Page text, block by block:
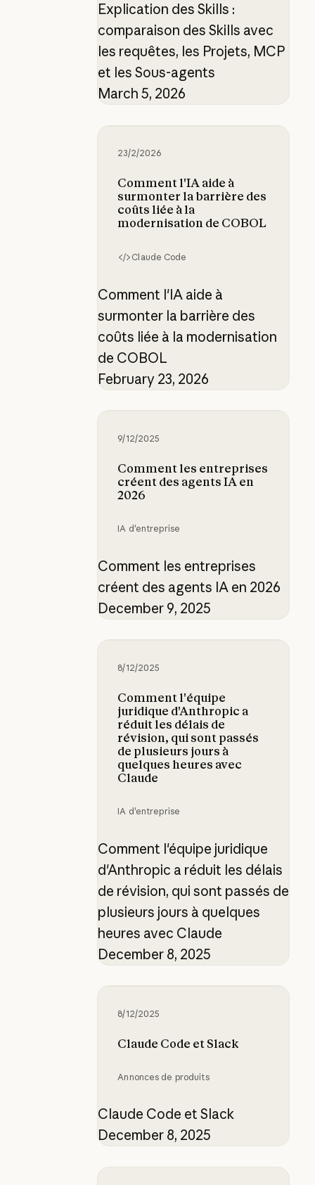
Explication des Skills :
comparaison des Skills avec
les requêtes, les Projets, MCP
et les Sous-agents
March 5, 2026
23/2/2026
Comment l'IA aide à
surmonter la barrière des
coûts liée à la
modernisation de COBOL
Claude Code
Comment l'IA aide à
surmonter la barrière des
coûts liée à la modernisation
de COBOL
February 23, 2026
Comment l'IA aide à surmonter la
9/12/2025
Comment les entreprises
créent des agents IA en
2026
IA d'entreprise
Comment les entreprises
créent des agents IA en 2026
December 9, 2025
Comment les entreprises créent
8/12/2025
Comment l'équipe
juridique d'Anthropic a
réduit les délais de
révision, qui sont passés
de plusieurs jours à
quelques heures avec
Claude
IA d'entreprise
Comment l'équipe juridique
d'Anthropic a réduit les délais
de révision, qui sont passés de
plusieurs jours à quelques
heures avec Claude
December 8, 2025
Comment l'équipe juridique
8/12/2025
Claude Code et Slack
Annonces de produits
Claude Code et Slack
December 8, 2025
Claude Code et Slack
Quels sont les principaux